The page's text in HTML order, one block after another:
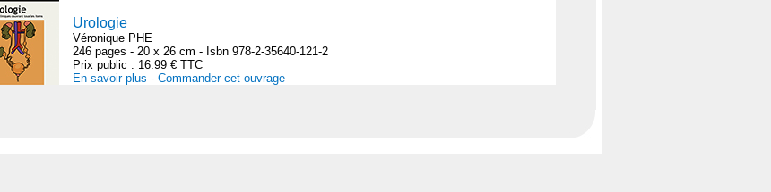
Urologie
Véronique PHE
246 pages - 20 x 26 cm - Isbn 978-2-35640-121-2
Prix public : 16.99 € TTC
En savoir plus - Commander cet ouvrage